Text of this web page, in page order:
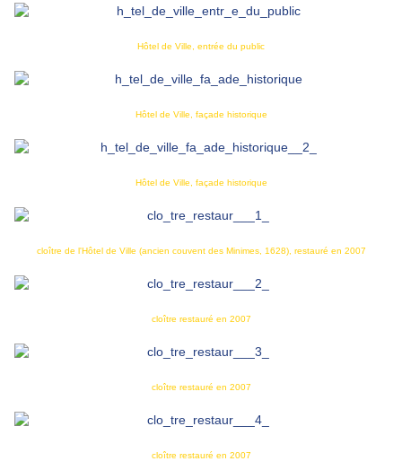
Hôtel de Ville, entrée du public
Hôtel de Ville, façade historique
Hôtel de Ville, façade historique
cloître de l'Hôtel de Ville (ancien couvent des Minimes, 1628), restauré en 2007
cloître restauré en 2007
cloître restauré en 2007
cloître restauré en 2007